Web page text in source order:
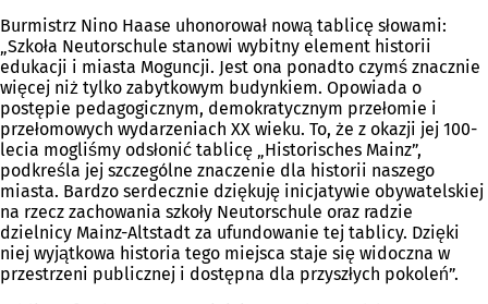
Burmistrz Nino Haase uhonorował nową tablicę słowami:
„Szkoła Neutorschule stanowi wybitny element historii
edukacji i miasta Moguncji. Jest ona ponadto czymś znacznie
więcej niż tylko zabytkowym budynkiem. Opowiada o
postępie pedagogicznym, demokratycznym przełomie i
przełomowych wydarzeniach XX wieku. To, że z okazji jej 100-
lecia mogliśmy odsłonić tablicę „Historisches Mainz”,
podkreśla jej szczególne znaczenie dla historii naszego
miasta. Bardzo serdecznie dziękuję inicjatywie obywatelskiej
na rzecz zachowania szkoły Neutorschule oraz radzie
dzielnicy Mainz-Altstadt za ufundowanie tej tablicy. Dzięki
niej wyjątkowa historia tego miejsca staje się widoczna w
przestrzeni publicznej i dostępna dla przyszłych pokoleń”.